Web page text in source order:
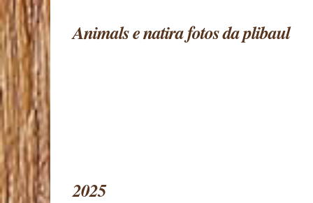
Animals e natira fotos da plibaul
2025